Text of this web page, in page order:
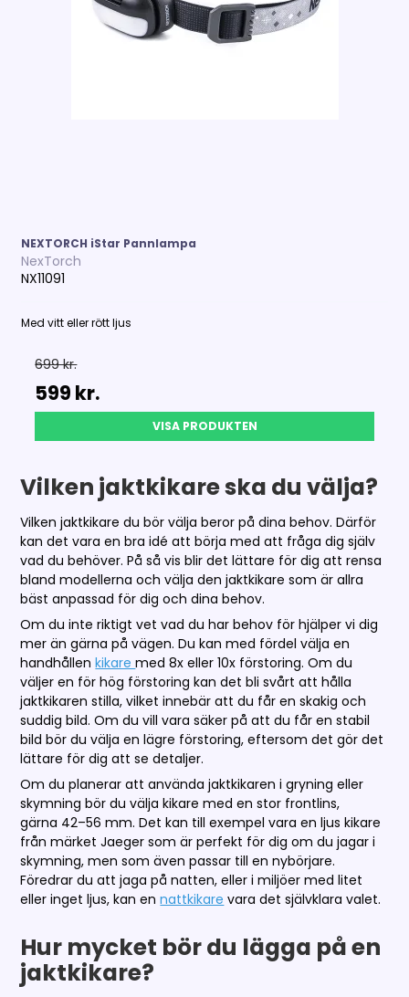
NEXTORCH iStar Pannlampa
NexTorch
NX11091
Med vitt eller rött ljus
699 kr.
599 kr.
VISA PRODUKTEN
Vilken jaktkikare ska du välja?
Vilken jaktkikare du bör välja beror på dina behov. Därför
kan det vara en bra idé att börja med att fråga dig själv
vad du behöver. På så vis blir det lättare för dig att rensa
bland modellerna och välja den jaktkikare som är allra
bäst anpassad för dig och dina behov.
Om du inte riktigt vet vad du har behov för hjälper vi dig
mer än gärna på vägen. Du kan med fördel välja en
handhållenkikaremed 8x eller 10x förstoring. Om du
väljer en för hög förstoring kan det bli svårt att hålla
jaktkikaren stilla, vilket innebär att du får en skakig och
suddig bild. Om du vill vara säker på att du får en stabil
bild bör du välja en lägre förstoring, eftersom det gör det
lättare för dig att se detaljer.
Om du planerar att använda jaktkikaren i gryning eller
skymning bör du välja kikare med en stor frontlins,
gärna 42–56 mm. Det kan till exempel vara en ljus kikare
från märket Jaeger som är perfekt för dig om du jagar i
skymning, men som även passar till en nybörjare.
Föredrar du att jaga på natten, eller i miljöer med litet
eller inget ljus, kan ennattkikare vara det självklara valet.
Hur mycket bör du lägga på en
jaktkikare?